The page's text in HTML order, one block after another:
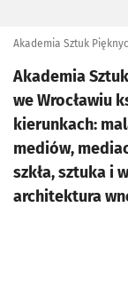
Akademia Sztuk
Akademia
we Wrocławiu
kierunkach:
mediów,
szkła, sztuka i
architektura